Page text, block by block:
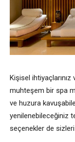
Kişisel
muhteşem bir spa
ve huzura
yenilenebileceğiniz
seçenekler de